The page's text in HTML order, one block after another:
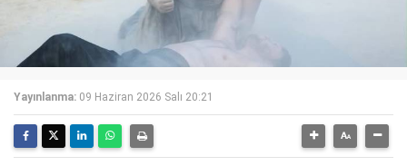
Yayınlanma: 09 Haziran 2026 Salı 20:21